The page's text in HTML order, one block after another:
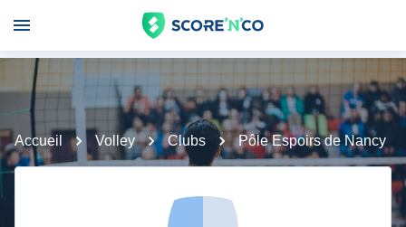
Accueil Volley Clubs Pôle Espoirs de Nancy